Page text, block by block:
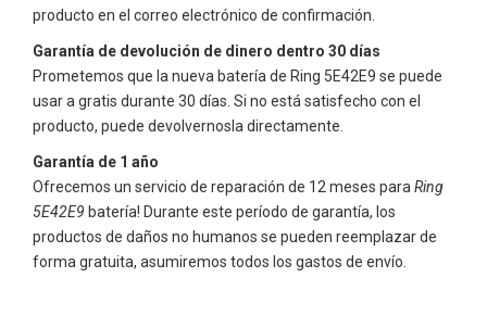
producto en el correo electrónico de confirmación.
Garantía de devolución de dinero dentro 30 días
Prometemos que la nueva batería de Ring 5E42E9 se puede
usar a gratis durante 30 días. Si no está satisfecho con el
producto, puede devolvernosla directamente.
Garantía de 1 año
Ofrecemos un servicio de reparación de 12 meses para Ring
5E42E9 batería! Durante este período de garantía, los
productos de daños no humanos se pueden reemplazar de
forma gratuita, asumiremos todos los gastos de envío.